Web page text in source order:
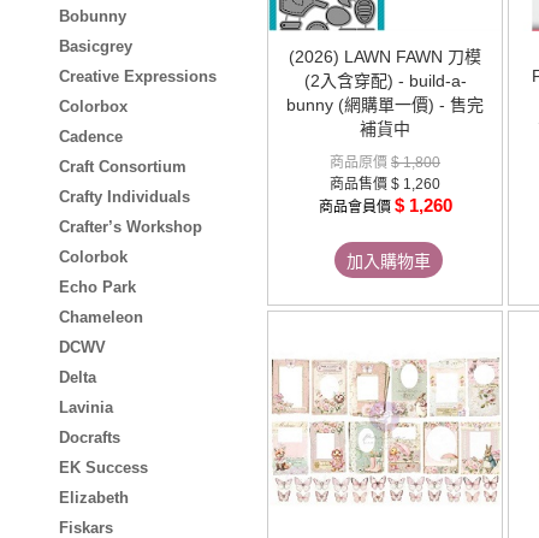
Bobunny
Basicgrey
Creative Expressions
Colorbox
Cadence
Craft Consortium
Crafty Individuals
Crafter’s Workshop
Colorbok
Echo Park
Chameleon
DCWV
Delta
Lavinia
Docrafts
EK Success
Elizabeth
Fiskars
(2026) LAWN FAWN 刀模
(2入含穿配) - build-a-
bunny (網購單一價) - 售完
補貨中
商品原價 $ 1,800
商品售價 $ 1,260
商品會員價 $ 1,260
加入購物車